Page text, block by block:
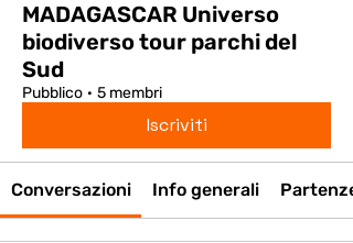
MADAGASCAR Universo
biodiverso tour parchi del
Sud
Pubblico · 5 membri
Iscriviti
Conversazioni Info generali